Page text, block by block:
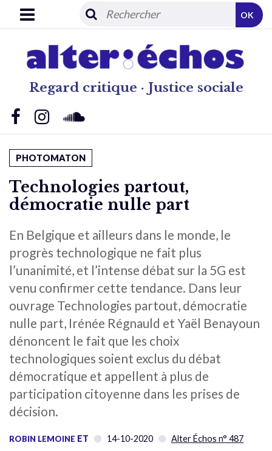
Regard critique · Justice sociale
OK
PHOTOMATON
Technologies partout,
démocratie nulle part
En Belgique et ailleurs dans le monde, le
progrès technologique ne fait plus
l’unanimité, et l’intense débat sur la 5G est
venu confirmer cette tendance. Dans leur
ouvrage Technologies partout, démocratie
nulle part, Irénée Régnauld et Yaël Benayoun
dénoncent le fait que les choix
technologiques soient exclus du débat
démocratique et appellent à plus de
participation citoyenne dans les prises de
décision.
ROBIN LEMOINE ET 14-10-2020 Alter Échos n° 487